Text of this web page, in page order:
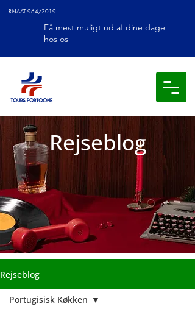
RNAAT 964/2019
Få mest muligt ud af dine dage
hos os
Rejseblog
Rejseblog
Portugisisk Køkken